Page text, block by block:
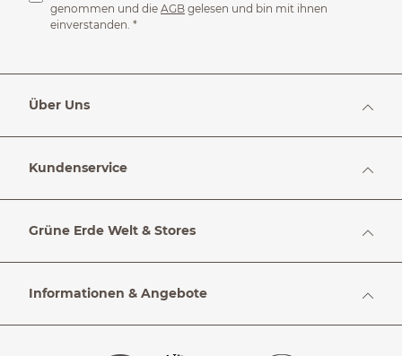
genommen und die AGB gelesen und bin mit ihnen
einverstanden. *
Über Uns
Kundenservice
Grüne Erde Welt & Stores
Informationen & Angebote